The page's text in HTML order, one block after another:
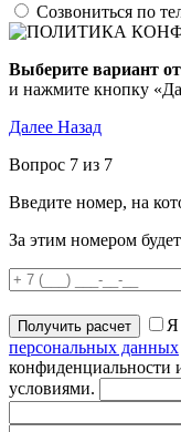
Созвониться по
Выберите вариант
и нажмите кнопку
Далее Назад
Вопрос 7 из 7
Введите номер, на
За этим номером
Я
персональных данных
конфиденциальности
условиями.